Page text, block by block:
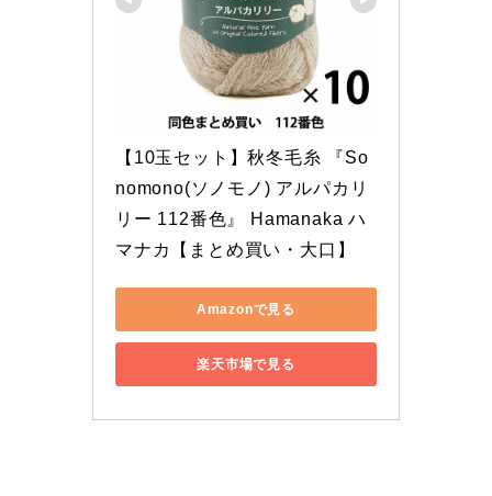
【10玉セット】秋冬毛糸 『So
nomono(ソノモノ) アルパカリ
リー 112番色』 Hamanaka ハ
マナカ【まとめ買い・大口】
Amazonで見る
楽天市場で見る